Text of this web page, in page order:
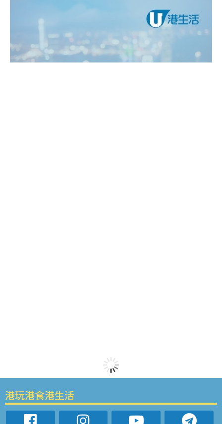
港玩港食港生活